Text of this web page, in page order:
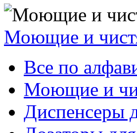
Моющие и
Все по
Моющие и
Диспенсеры